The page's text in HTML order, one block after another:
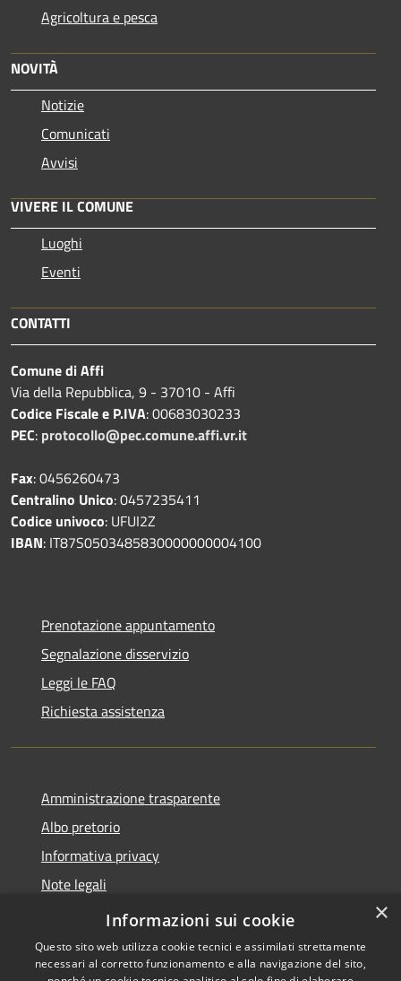
Agricoltura e pesca
NOVITÀ
Notizie
Comunicati
Avvisi
VIVERE IL COMUNE
Luoghi
Eventi
CONTATTI
Comune di Affi
Via della Repubblica, 9 - 37010 - Affi
Codice Fiscale e P.IVA: 00683030233
PEC: protocollo@pec.comune.affi.vr.it
Fax: 0456260473
Centralino Unico: 0457235411
Codice univoco: UFUI2Z
IBAN: IT87S0503485830000000004100
Prenotazione appuntamento
Segnalazione disservizio
Leggi le FAQ
Richiesta assistenza
Amministrazione trasparente
Albo pretorio
Informativa privacy
Note legali
Dichiarazione di accessibilità
×
Informazioni sui cookie
Questo sito web utilizza cookie tecnici e assimilati strettamente
necessari al corretto funzionamento e alla navigazione del sito,